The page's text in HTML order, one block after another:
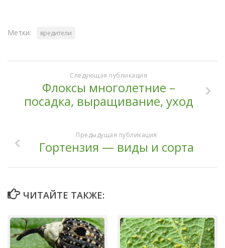
Метки: вредители
Следующая публикация
Флоксы многолетние –
посадка, выращивание, уход
Предыдущая публикация
Гортензия — виды и сорта
ЧИТАЙТЕ ТАКЖЕ: